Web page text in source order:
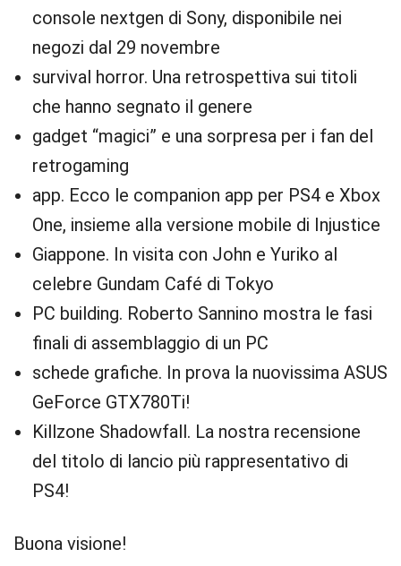
console nextgen di Sony, disponibile nei
negozi dal 29 novembre
survival horror. Una retrospettiva sui titoli
che hanno segnato il genere
gadget “magici” e una sorpresa per i fan del
retrogaming
app. Ecco le companion app per PS4 e Xbox
One, insieme alla versione mobile di Injustice
Giappone. In visita con John e Yuriko al
celebre Gundam Café di Tokyo
PC building. Roberto Sannino mostra le fasi
finali di assemblaggio di un PC
schede grafiche. In prova la nuovissima ASUS
GeForce GTX780Ti!
Killzone Shadowfall. La nostra recensione
del titolo di lancio più rappresentativo di
PS4!
Buona visione!